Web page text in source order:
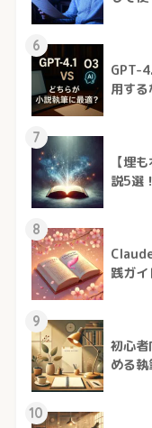
6
GPT-
用す
7
【埋
説5選
8
践ガイ
9
初心
める
10